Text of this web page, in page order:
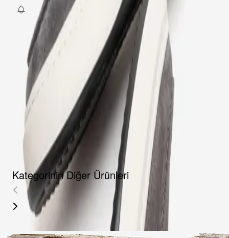
Fırsat Kombini Componenti Buraya Gelecek
ÜRÜN HAKKINDA
TAKSIT SEÇENEKLERI
AKSESUARLAR
Kategorinin Diğer Ürünleri